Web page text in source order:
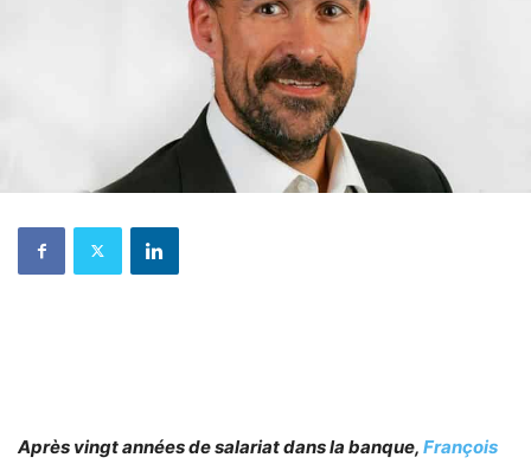
Après vingt années de salariat dans la banque, François